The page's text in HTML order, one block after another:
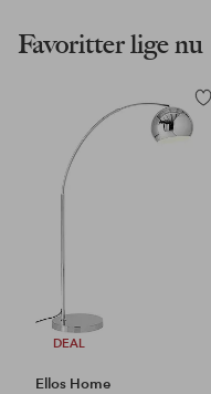
Favoritter lige nu
DEAL
Tilføj
til
Ellos Home